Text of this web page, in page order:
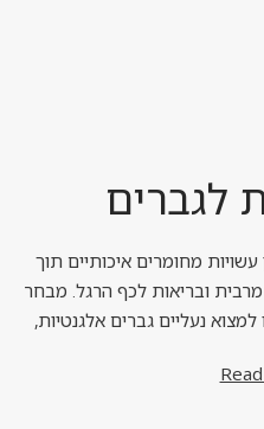
לגברים
עשויות מחומרים איכותיים תוך
ובריאות לכף הרגל. מבחר
נעליים גברים אלגנטיות,
נעלי מורן מתאים לכל שמחפש